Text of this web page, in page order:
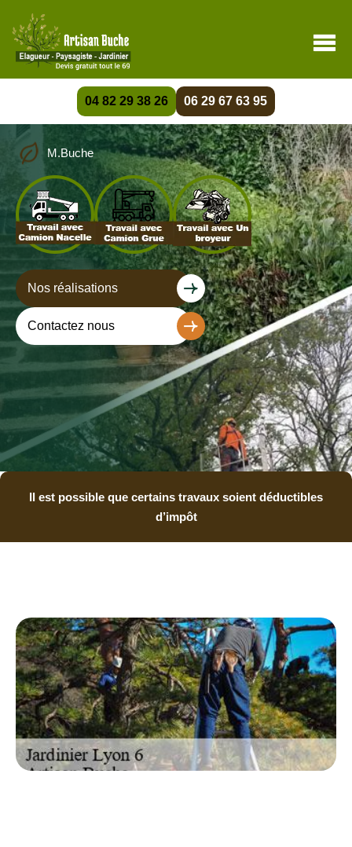
04 82 29 38 26 06 29 67 63 95
M.Buche
Nos réalisations
Contactez nous
Il est possible que certains travaux soient déductibles
d’impôt